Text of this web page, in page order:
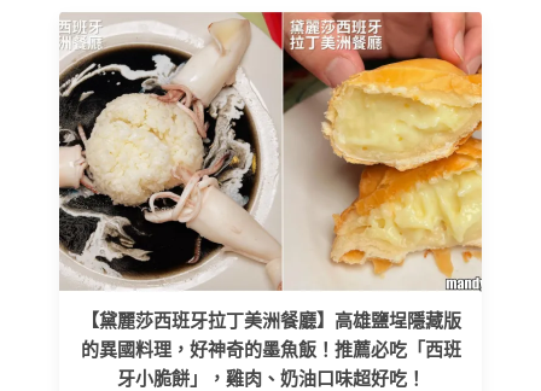
【黛麗莎西班牙拉丁美洲餐廳】高雄鹽埕隱藏版
的異國料理，好神奇的墨魚飯！推薦必吃「西班
牙小脆餅」，雞肉、奶油口味超好吃！